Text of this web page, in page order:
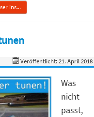
ins...
Veröffentlicht: 21. April 2018
Was
nicht
passt,